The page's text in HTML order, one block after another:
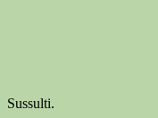
Sussulti.